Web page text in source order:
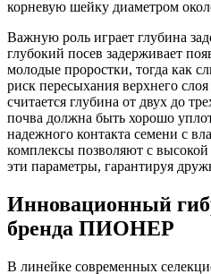
корневую шейку диаметром
Важную роль играет глубина
глубокий посев задерживает
молодые проростки, тогда как
риск пересыхания верхнего
считается глубина от двух до
почва должна быть хорошо
надежного контакта семени с
комплексы позволяют с
эти параметры, гарантируя
Инновационный
бренда ПИОНЕР
В линейке современных